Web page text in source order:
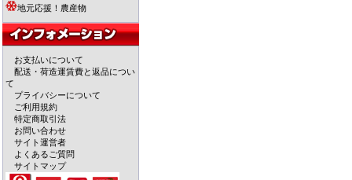
地元応援！農産物
お支払いについて
配送・荷造運賃費と返品につい
て
プライバシーについて
ご利用規約
特定商取引法
お問い合わせ
サイト運営者
よくあるご質問
サイトマップ